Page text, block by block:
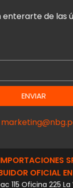
enterarte de las
ENVIAR
OFICIAL
115 Oficina 225